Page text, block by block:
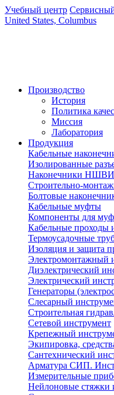
Учебный центр
United States, Columbus
Производство
История
Политика
Миссия
Лаборатория
Продукция
Кабельные
Изолированные
Наконечники НШВИ
Строительно-
Болтовые
Кабельные муфты
Компоненты для
Кабельные проходы
Термоусадочные
Изоляция и защита
Электромонтажный
Диэлектрический
Электрический
Генераторы
Слесарный
Строительная
Сетевой инструмент
Крепежный
Экипировка,
Сантехнический
Арматура СИП.
Измерительные
Нейлоновые стяжки